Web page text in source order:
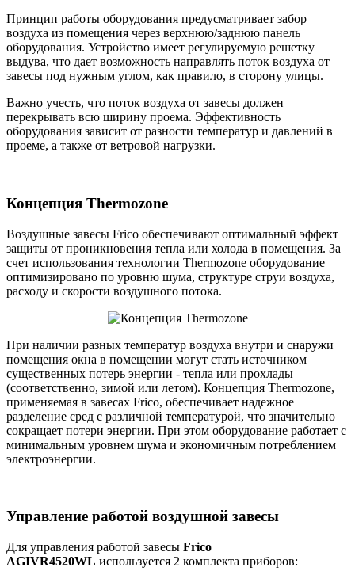
Принцип работы оборудования предусматривает забор
воздуха из помещения через верхнюю/заднюю панель
оборудования. Устройство имеет регулируемую решетку
выдува, что дает возможность направлять поток воздуха от
завесы под нужным углом, как правило, в сторону улицы.
Важно учесть, что поток воздуха от завесы должен
перекрывать всю ширину проема. Эффективность
оборудования зависит от разности температур и давлений в
проеме, а также от ветровой нагрузки.
Концепция Thermozone
Воздушные завесы Frico обеспечивают оптимальный эффект
защиты от проникновения тепла или холода в помещения. За
счет использования технологии Thermozone оборудование
оптимизировано по уровню шума, структуре струи воздуха,
расходу и скорости воздушного потока.
При наличии разных температур воздуха внутри и снаружи
помещения окна в помещении могут стать источником
существенных потерь энергии - тепла или прохлады
(соответственно, зимой или летом). Концепция Thermozone,
применяемая в завесах Frico, обеспечивает надежное
разделение сред с различной температурой, что значительно
сокращает потери энергии. При этом оборудование работает с
минимальным уровнем шума и экономичным потреблением
электроэнергии.
Управление работой воздушной завесы
Для управления работой завесы Frico
AGIVR4520WL используется 2 комплекта приборов: